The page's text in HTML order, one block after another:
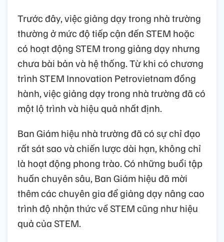
Trước đây, việc giảng dạy trong nhà trường
thường ở mức độ tiếp cận đến STEM hoặc
có hoạt động STEM trong giảng dạy nhưng
chưa bài bản và hệ thống. Từ khi có chương
trình STEM Innovation Petrovietnam đồng
hành, việc giảng dạy trong nhà trường đã có
một lộ trình và hiệu quả nhất định.
Ban Giám hiệu nhà trường đã có sự chỉ đạo
rất sát sao và chiến lược dài hạn, không chỉ
là hoạt động phong trào. Có những buổi tập
huấn chuyên sâu, Ban Giám hiệu đã mời
thêm các chuyên gia để giảng dạy nâng cao
trình độ nhận thức về STEM cũng như hiệu
quả của STEM.